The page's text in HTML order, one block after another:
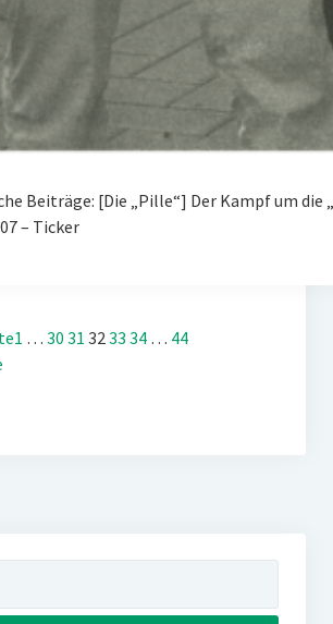
Beiträge: [Die „Pille“] Der Kampf um die
– Ticker
1 … 30 31 32 33 34 … 44